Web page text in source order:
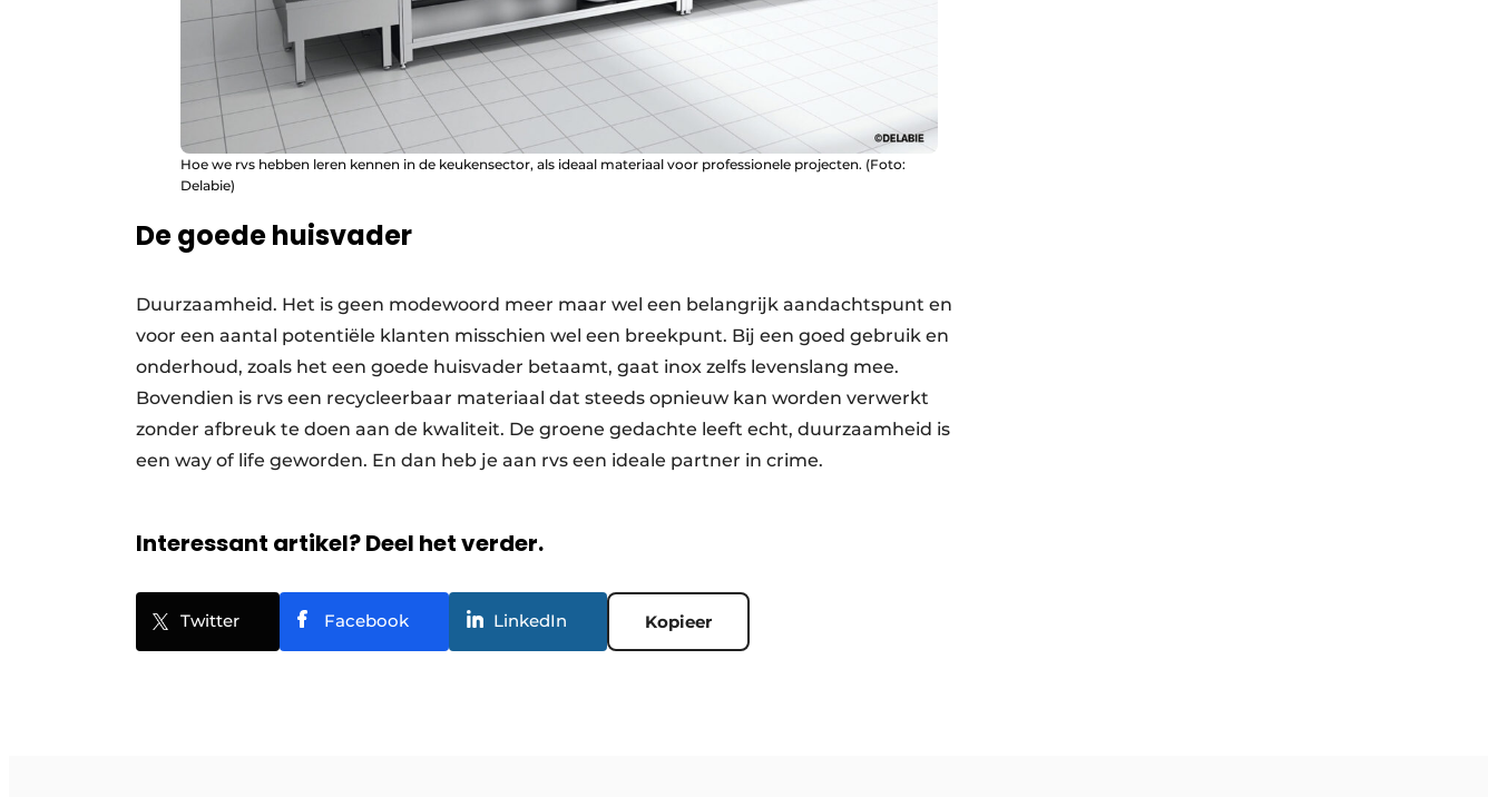
Hoe we rvs hebben leren kennen in de keukensector, als ideaal materiaal voor professionele projecten. (Foto:
Delabie)
De goede huisvader
Duurzaamheid. Het is geen modewoord meer maar wel een belangrijk aandachtspunt en
voor een aantal potentiële klanten misschien wel een breekpunt. Bij een goed gebruik en
onderhoud, zoals het een goede huisvader betaamt, gaat inox zelfs levenslang mee.
Bovendien is rvs een recycleerbaar materiaal dat steeds opnieuw kan worden verwerkt
zonder afbreuk te doen aan de kwaliteit. De groene gedachte leeft echt, duurzaamheid is
een way of life geworden. En dan heb je aan rvs een ideale partner in crime.
Interessant artikel? Deel het verder.
Twitter Facebook LinkedIn Kopieer